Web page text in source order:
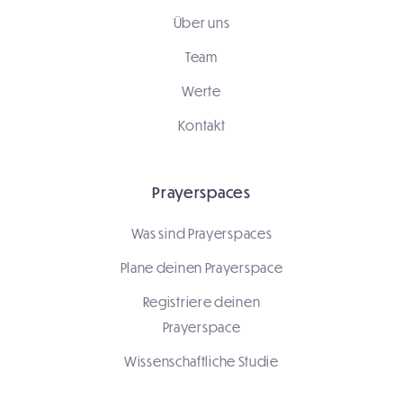
Über uns
Team
Werte
Kontakt
Prayerspaces
Was sind Prayerspaces
Plane deinen Prayerspace
Registriere deinen
Prayerspace
Wissenschaftliche Studie